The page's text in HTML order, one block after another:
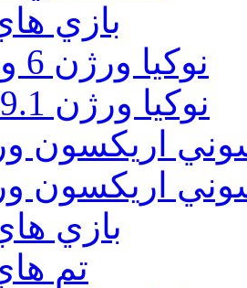
بازي
نوكيا ورژن 6 و 7 و 8
نوكيا ورژن 9.1 و 9.2
اريكسون
اريكسون
بازي
تم